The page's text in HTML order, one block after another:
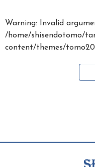
Warning: Invalid
/home/shisendotomo/
content/themes/